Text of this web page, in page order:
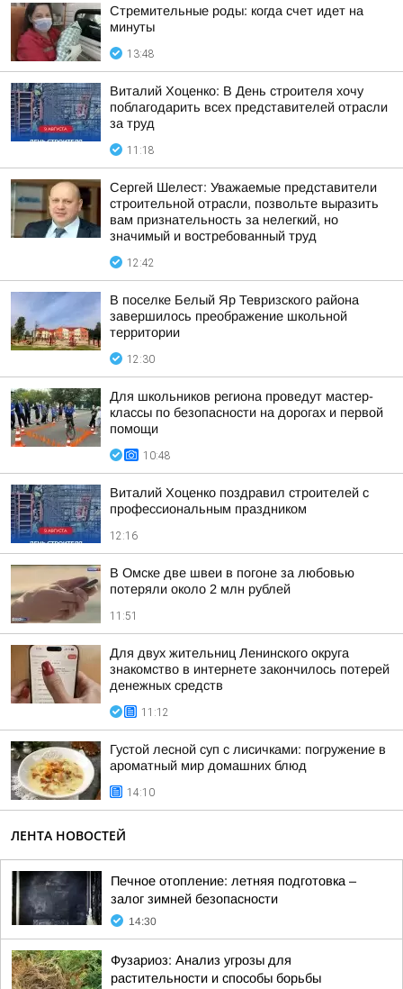
Стремительные роды: когда счет идет на
минуты
13:48
Виталий Хоценко: В День строителя хочу
поблагодарить всех представителей отрасли
за труд
11:18
Сергей Шелест: Уважаемые представители
строительной отрасли, позвольте выразить
вам признательность за нелегкий, но
значимый и востребованный труд
12:42
В поселке Белый Яр Тевризского района
завершилось преображение школьной
территории
12:30
Для школьников региона проведут мастер-
классы по безопасности на дорогах и первой
помощи
10:48
Виталий Хоценко поздравил строителей с
профессиональным праздником
12:16
В Омске две швеи в погоне за любовью
потеряли около 2 млн рублей
11:51
Для двух жительниц Ленинского округа
знакомство в интернете закончилось потерей
денежных средств
11:12
Густой лесной суп с лисичками: погружение в
ароматный мир домашних блюд
14:10
ЛЕНТА НОВОСТЕЙ
Печное отопление: летняя подготовка –
залог зимней безопасности
14:30
Фузариоз: Анализ угрозы для
растительности и способы борьбы